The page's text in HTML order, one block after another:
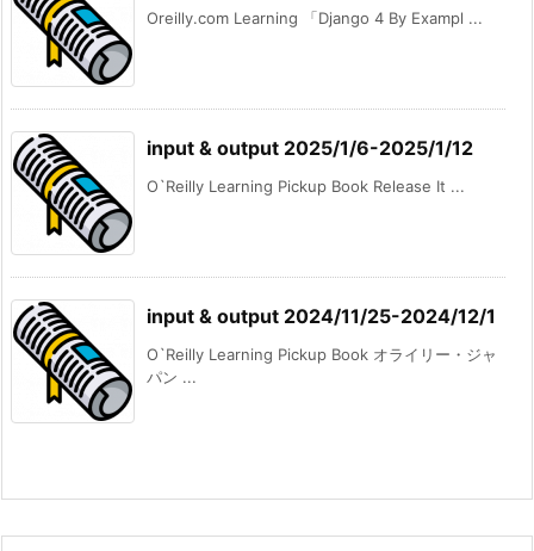
Oreilly.com Learning 「Django 4 By Exampl ...
input & output 2025/1/6-2025/1/12
O`Reilly Learning Pickup Book Release It ...
input & output 2024/11/25-2024/12/1
O`Reilly Learning Pickup Book オライリー・ジャ
パン ...